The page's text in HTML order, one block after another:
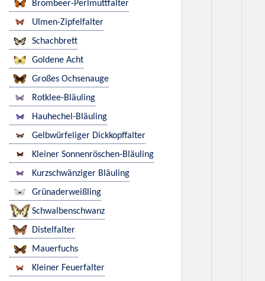
Brombeer-Perlmuttfalter
Ulmen-Zipfelfalter
Schachbrett
Goldene Acht
Großes Ochsenauge
Rotklee-Bläuling
Hauhechel-Bläuling
Gelbwürfeliger Dickkopffalter
Kleiner Sonnenröschen-Bläuling
Kurzschwänziger Bläuling
Grünaderweißling
Schwalbenschwanz
Distelfalter
Mauerfuchs
Kleiner Feuerfalter